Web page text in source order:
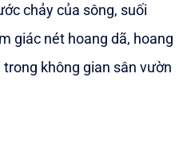
chảy của sông, suối
giác nét hoang dã, hoang
không gian sân vườn